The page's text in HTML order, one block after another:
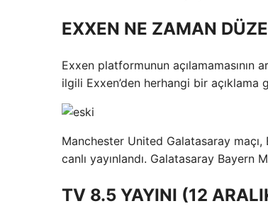
EXXEN NE ZAMAN
Exxen platformunun açılamamasının
ilgili Exxen’den herhangi bir açıklama
Manchester United Galatasaray maçı,
canlı yayınlandı. Galatasaray Bayern
TV 8.5 YAYINI (12